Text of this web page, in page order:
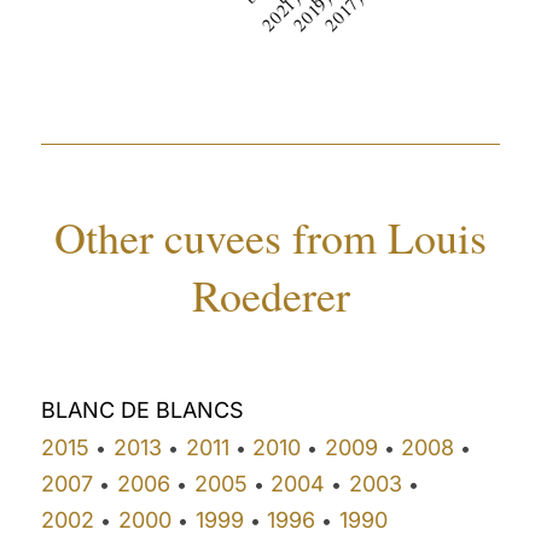
b
)b
)b
)
Other cuvees from Louis
Roederer
BLANC DE BLANCS
2015 • 2013 • 2011 • 2010 • 2009 • 2008 •
2007 • 2006 • 2005 • 2004 • 2003 •
2002 • 2000• 1999 • 1996 • 1990